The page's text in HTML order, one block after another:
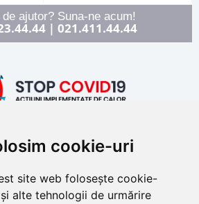
cookie-uri
site web folosește cookie-
alte tehnologii de urmărire
ajutor? Suna-ne acum!
| 021.411.44.44